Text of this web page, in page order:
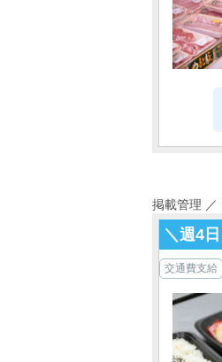
掲載管理 ／
＼週4
交通費支給